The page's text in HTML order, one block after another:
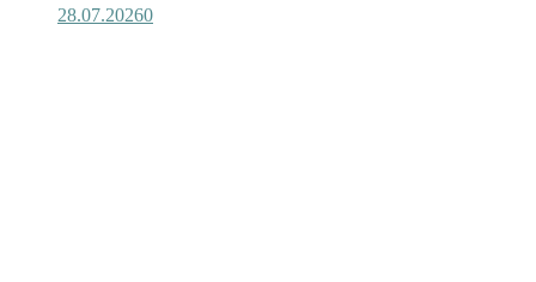
28.07.20260